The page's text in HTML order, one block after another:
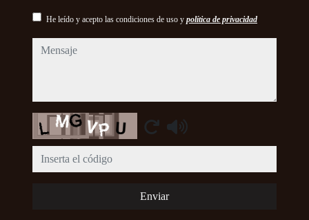
He leído y acepto las condiciones de uso y política de privacidad
mensaje
Captcha
Enviar